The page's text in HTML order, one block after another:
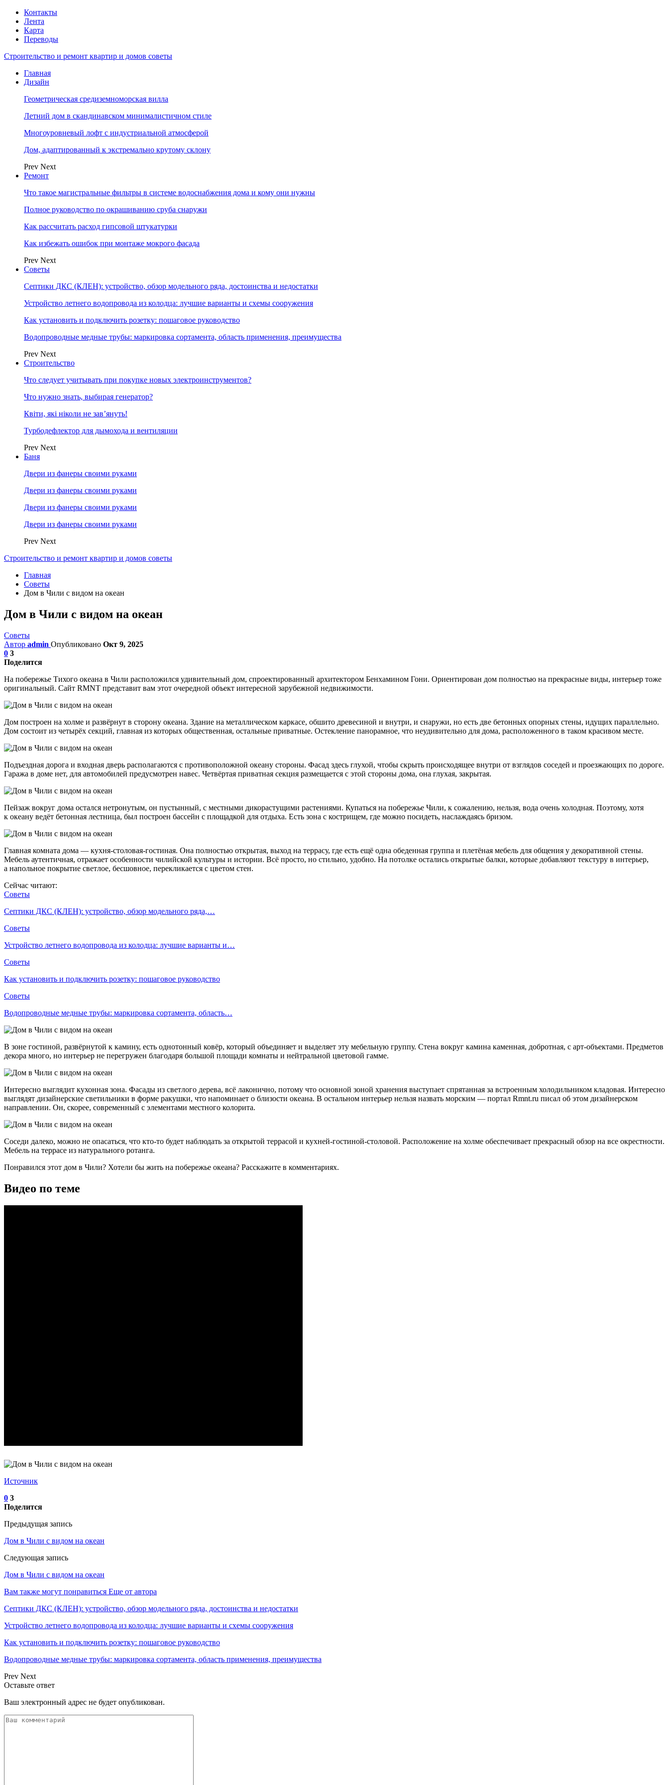
Контакты
Лента
Карта
Переводы
Строительство и ремонт квартир и домов советы
Главная
Дизайн
Геометрическая средиземноморская вилла
Летний дом в скандинавском минималистичном стиле
Многоуровневый лофт с индустриальной атмосферой
Дом, адаптированный к экстремально крутому склону
Prev Next
Ремонт
Что такое магистральные фильтры в системе водоснабжения дома и кому они нужны
Полное руководство по окрашиванию сруба снаружи
Как рассчитать расход гипсовой штукатурки
Как избежать ошибок при монтаже мокрого фасада
Prev Next
Советы
Септики ДКС (КЛЕН): устройство, обзор модельного ряда, достоинства и недостатки
Устройство летнего водопровода из колодца: лучшие варианты и схемы сооружения
Как установить и подключить розетку: пошаговое руководство
Водопроводные медные трубы: маркировка сортамента, область применения, преимущества
Prev Next
Строительство
Что следует учитывать при покупке новых электроинструментов?
Что нужно знать, выбирая генератор?
Квіти, які ніколи не зав’януть!
Турбодефлектор для дымохода и вентиляции
Prev Next
Баня
Двери из фанеры своими руками
Двери из фанеры своими руками
Двери из фанеры своими руками
Двери из фанеры своими руками
Prev Next
Строительство и ремонт квартир и домов советы
Главная
Советы
Дом в Чили с видом на океан
Дом в Чили с видом на океан
Советы
Автор admin Опубликовано Окт 9, 2025
0 3
Поделится
На побережье Тихого океана в Чили расположился удивительный дом, спроектированный архитектором Бенхамином Гони. Ориентирован дом полностью на прекрасные виды, интерьер тоже
оригинальный. Сайт RMNT представит вам этот очередной объект интересной зарубежной недвижимости.
Дом построен на холме и развёрнут в сторону океана. Здание на металлическом каркасе, обшито древесиной и внутри, и снаружи, но есть две бетонных опорных стены, идущих параллельно.
Дом состоит из четырёх секций, главная из которых общественная, остальные приватные. Остекление панорамное, что неудивительно для дома, расположенного в таком красивом месте.
Подъездная дорога и входная дверь располагаются с противоположной океану стороны. Фасад здесь глухой, чтобы скрыть происходящее внутри от взглядов соседей и проезжающих по дороге.
Гаража в доме нет, для автомобилей предусмотрен навес. Четвёртая приватная секция размещается с этой стороны дома, она глухая, закрытая.
Пейзаж вокруг дома остался нетронутым, он пустынный, с местными дикорастущими растениями. Купаться на побережье Чили, к сожалению, нельзя, вода очень холодная. Поэтому, хотя
к океану ведёт бетонная лестница, был построен бассейн с площадкой для отдыха. Есть зона с кострищем, где можно посидеть, наслаждаясь бризом.
Главная комната дома — кухня-столовая-гостиная. Она полностью открытая, выход на террасу, где есть ещё одна обеденная группа и плетёная мебель для общения у декоративной стены.
Мебель аутентичная, отражает особенности чилийской культуры и истории. Всё просто, но стильно, удобно. На потолке остались открытые балки, которые добавляют текстуру в интерьер,
а напольное покрытие светлое, бесшовное, перекликается с цветом стен.
Сейчас читают:
Советы
Септики ДКС (КЛЕН): устройство, обзор модельного ряда,…
Советы
Устройство летнего водопровода из колодца: лучшие варианты и…
Советы
Как установить и подключить розетку: пошаговое руководство
Советы
Водопроводные медные трубы: маркировка сортамента, область…
В зоне гостиной, развёрнутой к камину, есть однотонный ковёр, который объединяет и выделяет эту мебельную группу. Стена вокруг камина каменная, добротная, с арт-объектами. Предметов
декора много, но интерьер не перегружен благодаря большой площади комнаты и нейтральной цветовой гамме.
Интересно выглядит кухонная зона. Фасады из светлого дерева, всё лаконично, потому что основной зоной хранения выступает спрятанная за встроенным холодильником кладовая. Интересно
выглядят дизайнерские светильники в форме ракушки, что напоминает о близости океана. В остальном интерьер нельзя назвать морским — портал Rmnt.ru писал об этом дизайнерском
направлении. Он, скорее, современный с элементами местного колорита.
Соседи далеко, можно не опасаться, что кто-то будет наблюдать за открытой террасой и кухней-гостиной-столовой. Расположение на холме обеспечивает прекрасный обзор на все окрестности.
Мебель на террасе из натурального ротанга.
Понравился этот дом в Чили? Хотели бы жить на побережье океана? Расскажите в комментариях.
Видео по теме
Источник
0 3
Поделится
Предыдущая запись
Дом в Чили с видом на океан
Следующая запись
Дом в Чили с видом на океан
Вам также могут понравиться Еще от автора
Септики ДКС (КЛЕН): устройство, обзор модельного ряда, достоинства и недостатки
Устройство летнего водопровода из колодца: лучшие варианты и схемы сооружения
Как установить и подключить розетку: пошаговое руководство
Водопроводные медные трубы: маркировка сортамента, область применения, преимущества
Prev Next
Оставьте ответ
Ваш электронный адрес не будет опубликован.